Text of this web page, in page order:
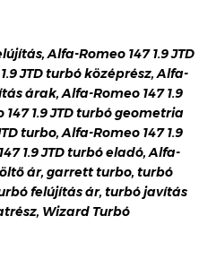
Alfa-Romeo 147 1.9 JTD
JTD turbó középrész, Alfa-
árak, Alfa-Romeo 147 1.9
1.9 JTD turbó geometria
turbo, Alfa-Romeo 147 1.9
1.9 JTD turbó eladó, Alfa-
ár, garrett turbo, turbó
felújítás ár, turbó javítás
Wizard Turbó